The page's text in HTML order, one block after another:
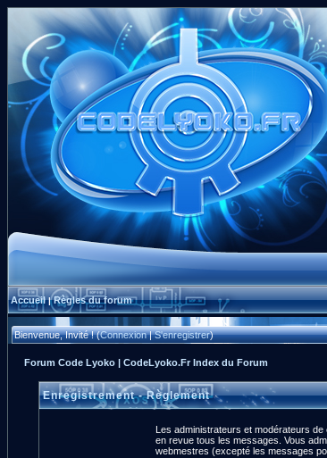
Accueil|Règles du forum
Bienvenue, Invité ! (Connexion|S'enregistrer)
Forum Code Lyoko | CodeLyoko.Fr Index du Forum
Enregistrement - Règlement
Les administrateurs et modérateurs
en revue tous les messages. Vous
webmestres (excepté les messages